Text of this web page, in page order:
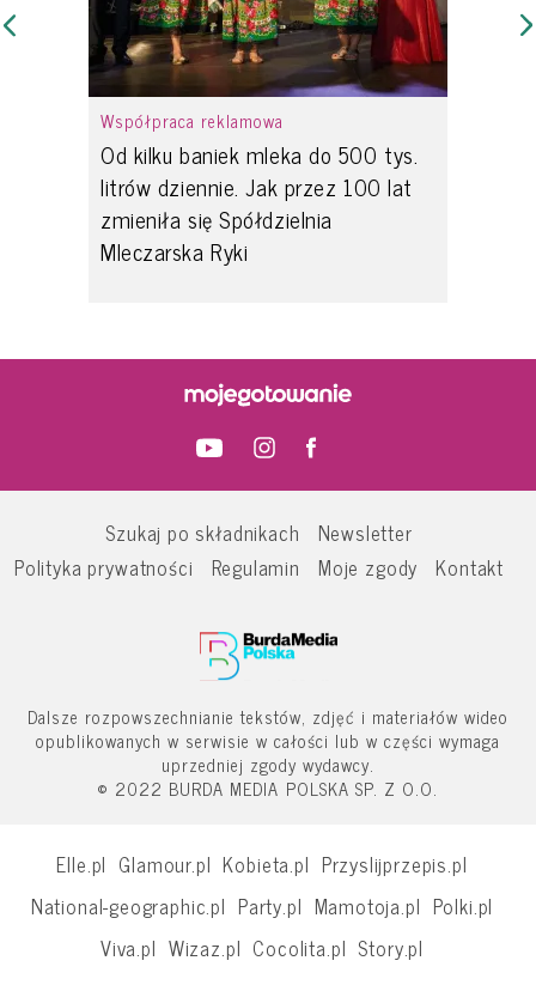
Współpraca reklamowa
Od kilku baniek mleka do 500 tys.
litrów dziennie. Jak przez 100 lat
zmieniła się Spółdzielnia
Mleczarska Ryki
Szukaj po składnikach
Newsletter
Polityka prywatności
Regulamin Moje zgody Kontakt
Dalsze rozpowszechnianie tekstów, zdjęć i materiałów wideo
opublikowanych w serwisie w całości lub w części wymaga
uprzedniej zgody wydawcy.
© 2022 BURDA MEDIA POLSKA SP. Z O.O.
Elle.pl Glamour.pl Kobieta.pl Przyslijprzepis.pl
National-geographic.pl Party.pl Mamotoja.pl Polki.pl
Viva.pl Wizaz.pl Cocolita.pl Story.pl